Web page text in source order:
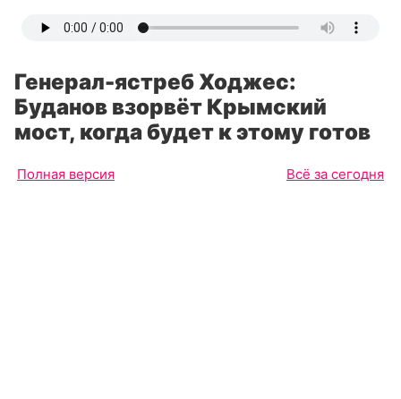
Генерал-ястреб Ходжес:
Буданов взорвёт Крымский
мост, когда будет к этому готов
Полная версия Всё за сегодня